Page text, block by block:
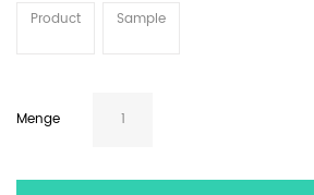
Product
Sample
Menge